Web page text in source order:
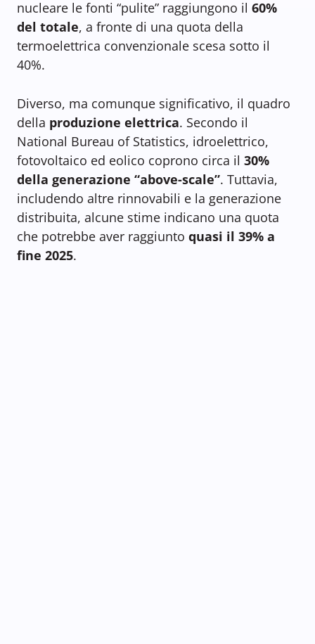
nucleare le fonti “pulite” raggiungono il 60%
del totale, a fronte di una quota della
termoelettrica convenzionale scesa sotto il
40%.
Diverso, ma comunque significativo, il quadro
della produzione elettrica. Secondo il
National Bureau of Statistics, idroelettrico,
fotovoltaico ed eolico coprono circa il 30%
della generazione “above-scale”. Tuttavia,
includendo altre rinnovabili e la generazione
distribuita, alcune stime indicano una quota
che potrebbe aver raggiunto quasi il 39% a
fine 2025.